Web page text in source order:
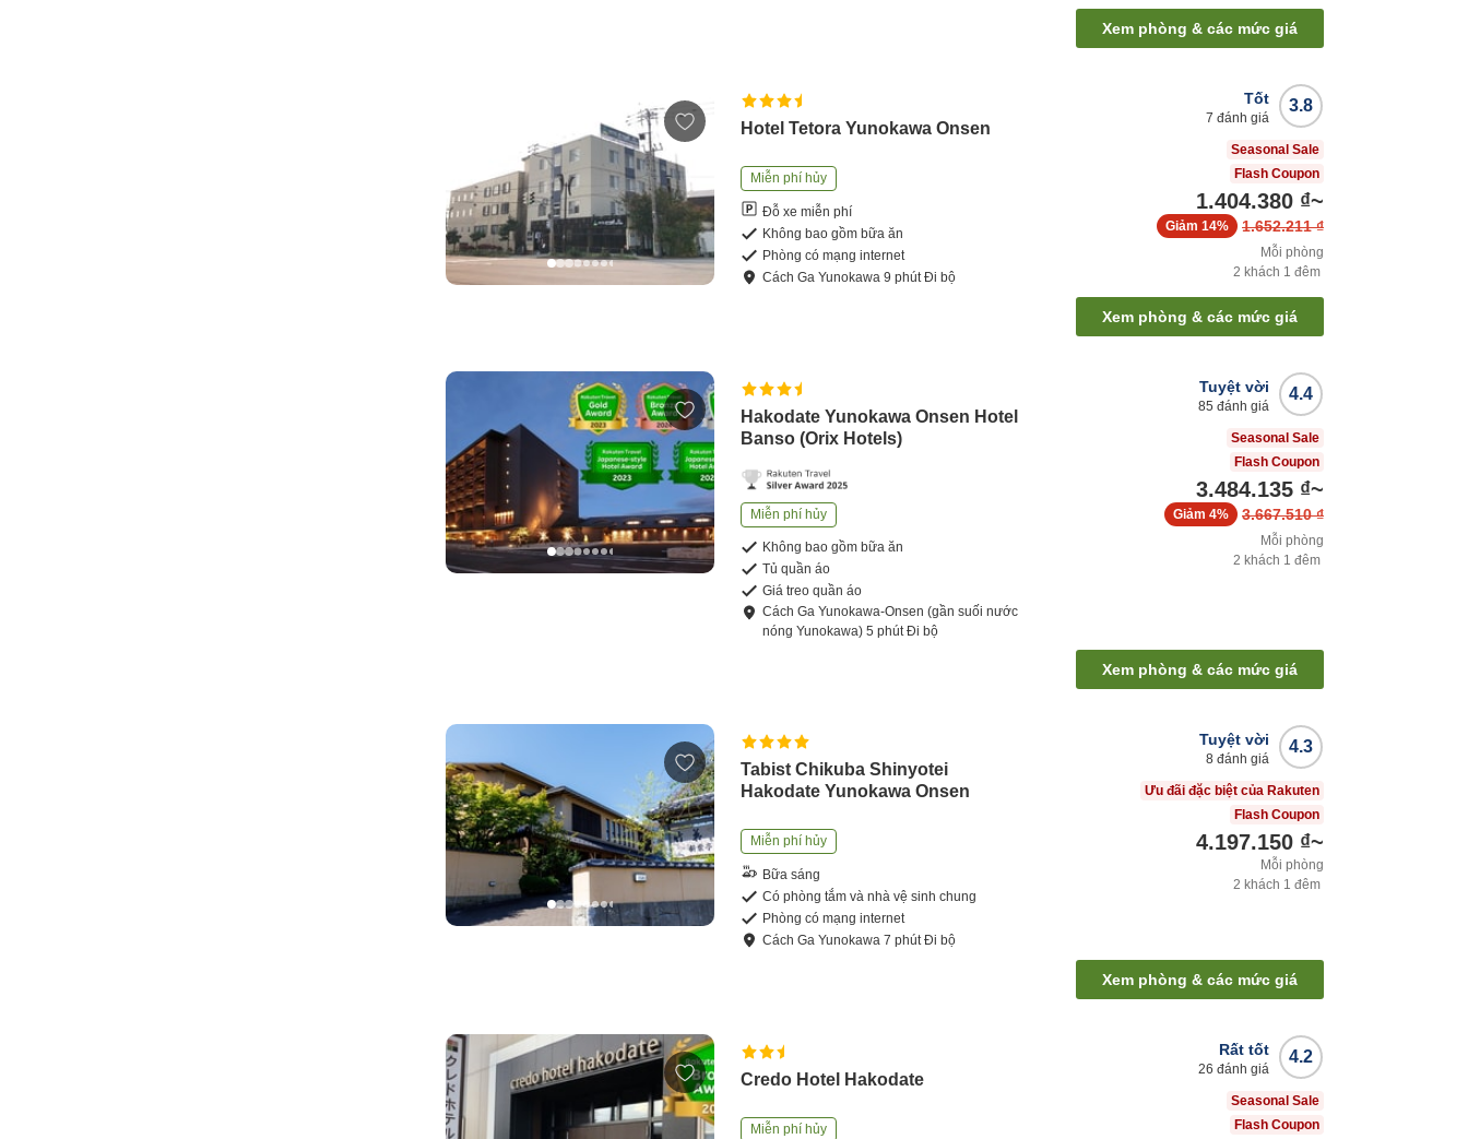
Xem phòng & các mức giá
Hotel Tetora Yunokawa Onsen
Miễn phí hủy
Đỗ xe miễn phí
Không bao gồm bữa ăn
Phòng có mạng internet
CáchGa Yunokawa9 phútĐi bộ
3.8
Tốt
7 đánh giá
Seasonal Sale
Flash Coupon
1.404.380 ₫~
1.652.211 ₫
Giảm 14%
Mỗi phòng
2 khách 1 đêm
Xem phòng & các mức giá
Hakodate Yunokawa Onsen Hotel
Banso (Orix Hotels)
Miễn phí hủy
Không bao gồm bữa ăn
Tủ quần áo
Giá treo quần áo
CáchGa Yunokawa-Onsen (gần suối nước
nóng Yunokawa) 5 phútĐi bộ
4.4
Tuyệt vời
85 đánh giá
Seasonal Sale
Flash Coupon
3.484.135 ₫~
3.667.510 ₫
Giảm 4%
Mỗi phòng
2 khách 1 đêm
Xem phòng & các mức giá
Tabist Chikuba Shinyotei
Hakodate Yunokawa Onsen
Miễn phí hủy
Bữa sáng
Có phòng tắm và nhà vệ sinh chung
Phòng có mạng internet
CáchGa Yunokawa7 phútĐi bộ
4.3
Tuyệt vời
8 đánh giá
Ưu đãi đặc biệt của Rakuten
Flash Coupon
4.197.150 ₫~
Mỗi phòng
2 khách 1 đêm
Xem phòng & các mức giá
Credo Hotel Hakodate
Miễn phí hủy
4.2
Rất tốt
26 đánh giá
Seasonal Sale
Flash Coupon